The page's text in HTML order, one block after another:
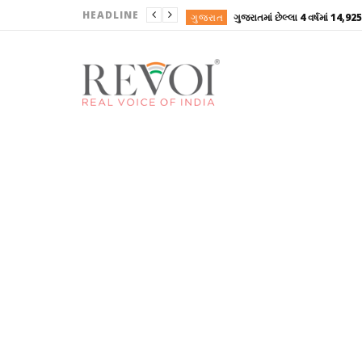
HEADLINE ગુજરાત
ગુજરાત
ગુજરાત